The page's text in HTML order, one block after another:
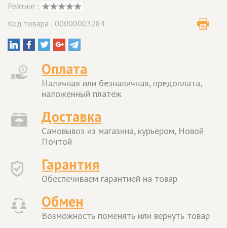
Рейтинг :
Код товара : 00000003284
Оплата
Наличная или безналичная, предоплата,
наложенный платеж
Доставка
Самовывоз из магазина, курьером, Новой
Почтой
Гарантия
Обеспечиваем гарантией на товар
Обмен
Возможность поменять или вернуть товар